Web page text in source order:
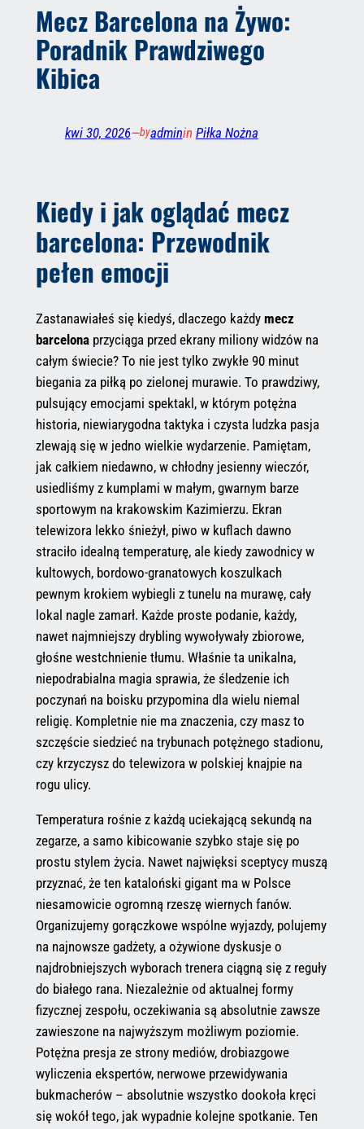
Mecz Barcelona na Żywo:
Poradnik Prawdziwego
Kibica
kwi 30, 2026—byadminin Piłka Nożna
Kiedy i jak oglądać mecz
barcelona: Przewodnik
pełen emocji
Zastanawiałeś się kiedyś, dlaczego każdy mecz
barcelonaprzyciąga przed ekrany miliony widzów na
całym świecie? To nie jest tylko zwykłe 90 minut
biegania za piłką po zielonej murawie. To prawdziwy,
pulsujący emocjami spektakl, w którym potężna
historia, niewiarygodna taktyka i czysta ludzka pasja
zlewają się w jedno wielkie wydarzenie. Pamiętam,
jak całkiem niedawno, w chłodny jesienny wieczór,
usiedliśmy z kumplami w małym, gwarnym barze
sportowym na krakowskim Kazimierzu. Ekran
telewizora lekko śnieżył, piwo w kuflach dawno
straciło idealną temperaturę, ale kiedy zawodnicy w
kultowych, bordowo-granatowych koszulkach
pewnym krokiem wybiegli z tunelu na murawę, cały
lokal nagle zamarł. Każde proste podanie, każdy,
nawet najmniejszy drybling wywoływały zbiorowe,
głośne westchnienie tłumu. Właśnie ta unikalna,
niepodrabialna magia sprawia, że śledzenie ich
poczynań na boisku przypomina dla wielu niemal
religię. Kompletnie nie ma znaczenia, czy masz to
szczęście siedzieć na trybunach potężnego stadionu,
czy krzyczysz do telewizora w polskiej knajpie na
rogu ulicy.
Temperatura rośnie z każdą uciekającą sekundą na
zegarze, a samo kibicowanie szybko staje się po
prostu stylem życia. Nawet najwięksi sceptycy muszą
przyznać, że ten kataloński gigant ma w Polsce
niesamowicie ogromną rzeszę wiernych fanów.
Organizujemy gorączkowe wspólne wyjazdy, polujemy
na najnowsze gadżety, a ożywione dyskusje o
najdrobniejszych wyborach trenera ciągną się z reguły
do białego rana. Niezależnie od aktualnej formy
fizycznej zespołu, oczekiwania są absolutnie zawsze
zawieszone na najwyższym możliwym poziomie.
Potężna presja ze strony mediów, drobiazgowe
wyliczenia ekspertów, nerwowe przewidywania
bukmacherów – absolutnie wszystko dookoła kręci
się wokół tego, jak wypadnie kolejne spotkanie. Ten